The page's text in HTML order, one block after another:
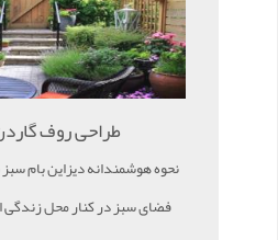
طراحی روف
نحوه هوشمندانه دیزاین بام
فضای سبز در کنار محل زندگی